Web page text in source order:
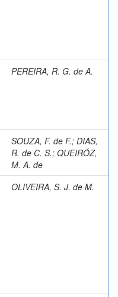
PEREIRA, R. G. de A.
SOUZA, F. de F.; DIAS,
R. de C. S.; QUEIRÓZ,
M. A. de
OLIVEIRA, S. J. de M.